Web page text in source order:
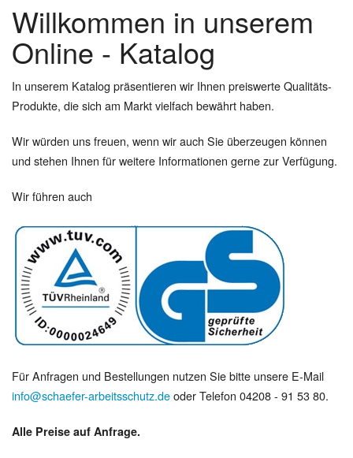
Willkommen in unserem
Online - Katalog
In unserem Katalog präsentieren wir Ihnen preiswerte Qualitäts-
Produkte, die sich am Markt vielfach bewährt haben.
Wir würden uns freuen, wenn wir auch Sie überzeugen können
und stehen Ihnen für weitere Informationen gerne zur Verfügung.
Wir führen auch
Für Anfragen und Bestellungen nutzen Sie bitte unsere E-Mail
info@schaefer-arbeitsschutz.deoder Telefon 04208 - 91 53 80.
Alle Preise auf Anfrage.